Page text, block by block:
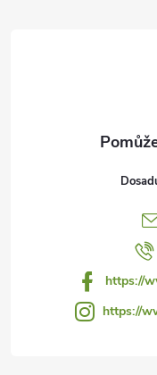
https://
https://